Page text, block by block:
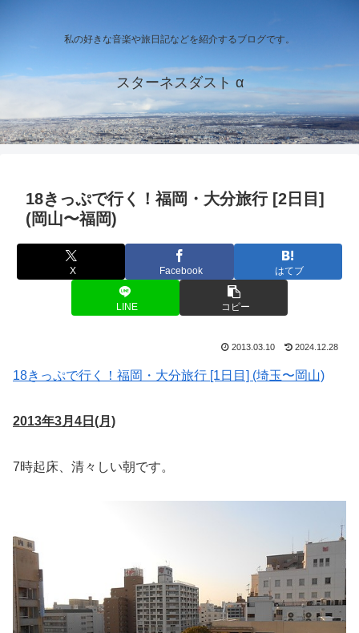
私の好きな音楽や旅日記などを紹介するブログです。
スターネスダスト α
18きっぷで行く！福岡・大分旅行 [2日目]
(岡山〜福岡)
X Facebook はてブ
LINE コピー
2013.03.10 2024.12.28
18きっぷで行く！福岡・大分旅行 [1日目] (埼玉〜岡山)
2013年3月4日(月)
7時起床、清々しい朝です。